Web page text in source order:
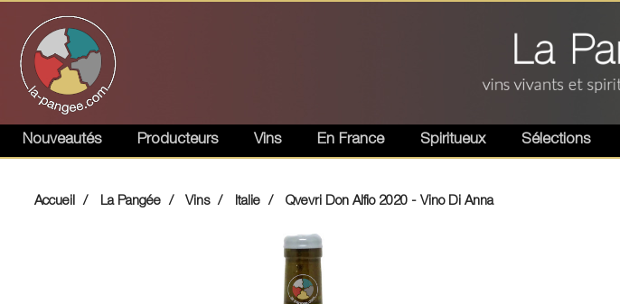
Nouveautés Producteurs Vins En France Spiritueux Sélections
Accueil La Pangée Vins Italie Qvevri Don Alfio 2020 - Vino Di Anna